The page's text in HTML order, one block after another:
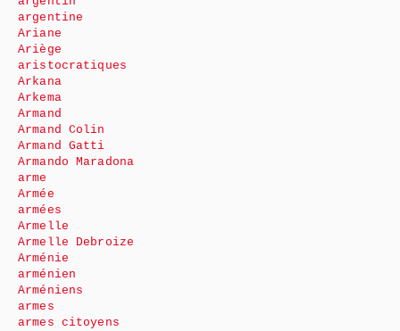
argentine
Ariane
Ariège
aristocratiques
Arkana
Arkema
Armand
Armand Colin
Armand Gatti
Armando Maradona
arme
Armée
armées
Armelle
Armelle Debroize
Arménie
arménien
Arméniens
armes
armes citoyens